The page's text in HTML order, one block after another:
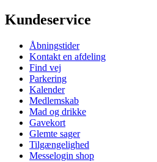
Kundeservice
Åbningstider
Kontakt en afdeling
Find vej
Parkering
Kalender
Medlemskab
Mad og drikke
Gavekort
Glemte sager
Tilgængelighed
Messelogin shop